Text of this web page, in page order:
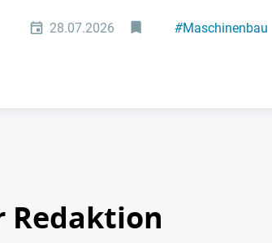
28.07.2026 #Maschinenbau
Redaktion